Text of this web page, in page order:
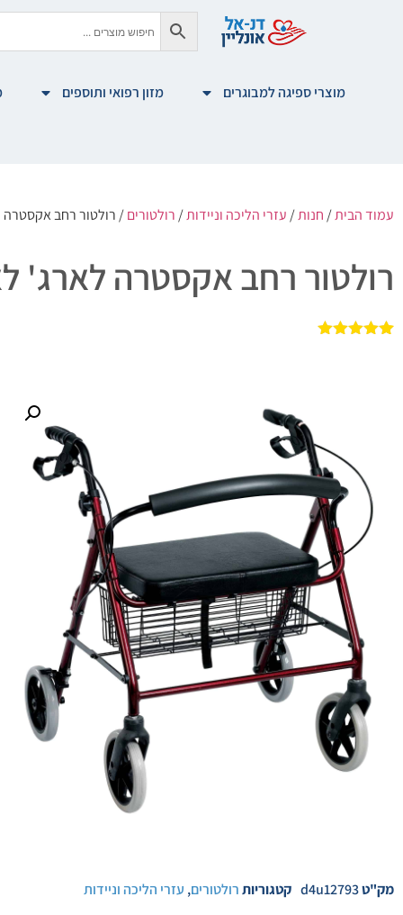
מוצרי ספיגה למבוגרים מזון רפואי ותוספים
עמוד הבית/ חנות/ עזרי הליכה וניידות/ רולטורים/ רולטור רחב אקסטרה
רולטור רחב אקסטרה לארג'
מק"טd4u12793 קטגוריותרולטורים, עזרי הליכה וניידות